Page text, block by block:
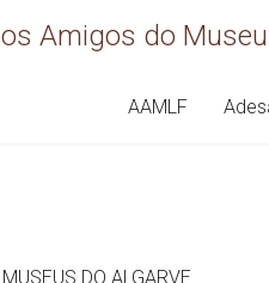
Amigos do
AAMLF